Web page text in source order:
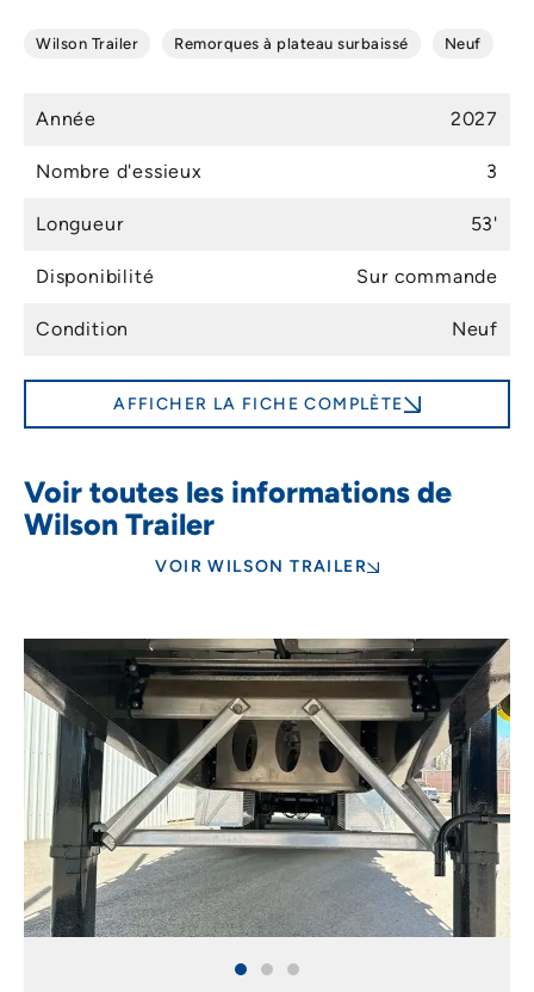
Wilson Trailer Remorques à plateau surbaissé Neuf
Année 2027
Nombre d'essieux 3
Longueur 53'
Disponibilité Sur commande
Condition Neuf
AFFICHER LA FICHE COMPLÈTE
Voir toutes les informations de
Wilson Trailer
VOIR WILSON TRAILER